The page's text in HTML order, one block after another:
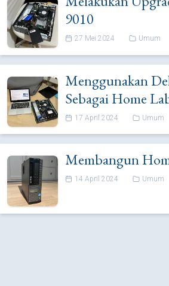
9010
27 Mei 2024 Umum
Menggunakan
Sebagai Home
17 April 2024 Umum
Membangun
14 April 2024 Umum